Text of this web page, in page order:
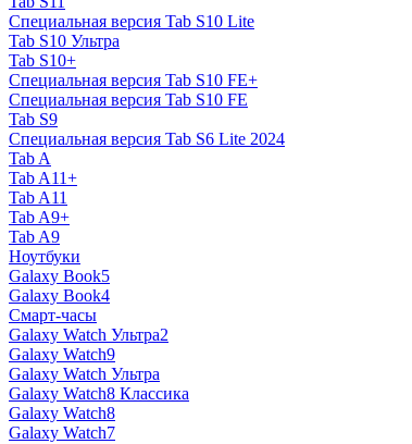
Специальная версия Tab S10 Lite
Tab S10 Ультра
Tab S10+
Специальная версия Tab S10 FE+
Специальная версия Tab S10 FE
Tab S9
Специальная версия Tab S6 Lite 2024
Tab A
Tab A11+
Tab A11
Tab A9+
Tab A9
Ноутбуки
Galaxy Book5
Galaxy Book4
Смарт-часы
Galaxy Watch Ультра2
Galaxy Watch9
Galaxy Watch Ультра
Galaxy Watch8 Классика
Galaxy Watch8
Galaxy Watch7